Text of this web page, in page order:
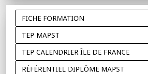
FICHE FORMATION
TEP MAPST
TEP CALENDRIER ÎLE DE FRANCE
RÉFÉRENTIEL DIPLÔME MAPST